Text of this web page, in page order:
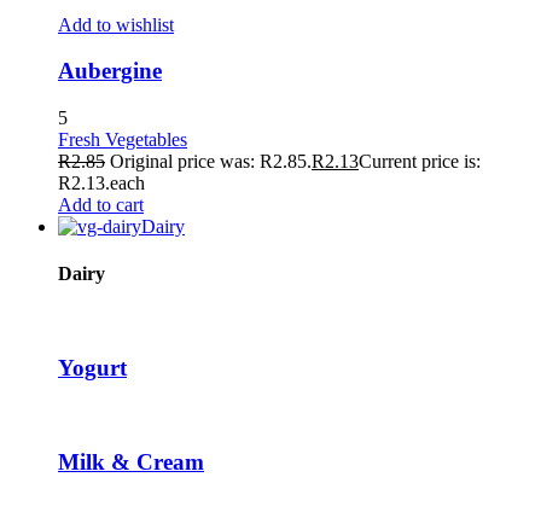
Add to wishlist
Aubergine
5
Fresh Vegetables
R2.85 Original price was: R2.85.R2.13Current price is:
R2.13.each
Add to cart
Dairy
Dairy
Yogurt
Milk & Cream